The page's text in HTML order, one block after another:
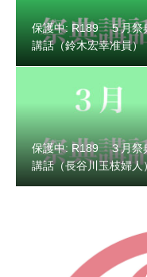
保護中: R189 ５月祭
講話（鈴木宏幸准員）
保護中: R189 ３月祭
講話（長谷川玉枝婦人